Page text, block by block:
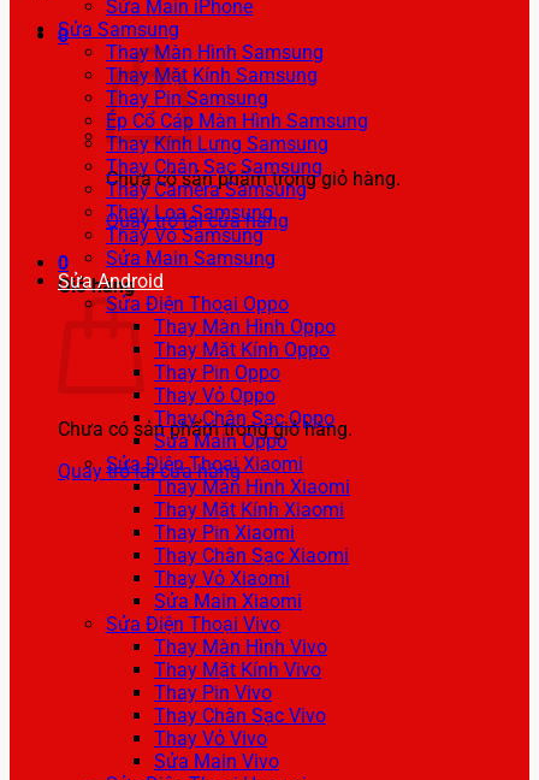
0
Chưa có sản phẩm trong giỏ hàng.
Quay trở lại cửa hàng
0
Giỏ hàng
Chưa có sản phẩm trong giỏ hàng.
Quay trở lại cửa hàng
Sửa Main iPhone
Sửa Samsung
Thay Màn Hình Samsung
Thay Mặt Kính Samsung
Thay Pin Samsung
Ép Cổ Cáp Màn Hình Samsung
Thay Kính Lưng Samsung
Thay Chân Sạc Samsung
Thay Camera Samsung
Thay Loa Samsung
Thay Vỏ Samsung
Sửa Main Samsung
Sửa Android
Sửa Điện Thoại Oppo
Thay Màn Hình Oppo
Thay Mặt Kính Oppo
Thay Pin Oppo
Thay Vỏ Oppo
Thay Chân Sạc Oppo
Sửa Main Oppo
Sửa Điện Thoại Xiaomi
Thay Màn Hình Xiaomi
Thay Mặt Kính Xiaomi
Thay Pin Xiaomi
Thay Chân Sạc Xiaomi
Thay Vỏ Xiaomi
Sửa Main Xiaomi
Sửa Điện Thoại Vivo
Thay Màn Hình Vivo
Thay Mặt Kính Vivo
Thay Pin Vivo
Thay Chân Sạc Vivo
Thay Vỏ Vivo
Sửa Main Vivo